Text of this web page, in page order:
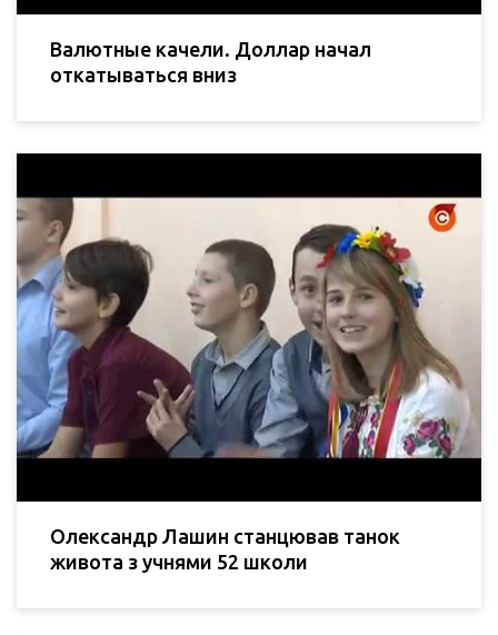
Валютные качели. Доллар начал
откатываться вниз
Олександр Лашин станцював танок
живота з учнями 52 школи